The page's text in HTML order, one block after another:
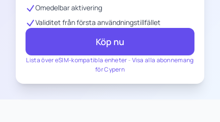
Lista över eSIM-kompatibla enheter - Visa alla abonnemang
för Cypern
Omedelbar aktivering
Validitet från första användningstillfället
Köp nu